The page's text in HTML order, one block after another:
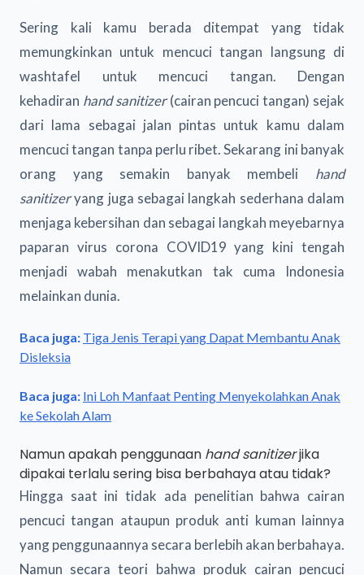
Sering kali kamu berada ditempat yang tidak
memungkinkan untuk mencuci tangan langsung di
washtafel
untuk mencuci tangan. Dengan
kehadiran hand sanitizer(cairan pencuci tangan) sejak
dari lama sebagai jalan pintas untuk kamu dalam
mencuci tangan tanpa perlu ribet. Sekarang ini banyak
orang yang semakin banyak membeli hand
sanitizeryang juga sebagai langkah sederhana dalam
menjaga kebersihan dan sebagai langkah meyebarnya
paparan virus corona COVID19 yang kini tengah
menjadi wabah menakutkan tak cuma Indonesia
melainkan dunia.
Baca juga: Tiga Jenis Terapi yang Dapat Membantu Anak
Disleksia
Baca juga: Ini Loh Manfaat Penting Menyekolahkan Anak
ke Sekolah Alam
Namun apakah penggunaan hand sanitizerjika
dipakai terlalu sering bisa berbahaya atau tidak?
Hingga saat ini tidak ada penelitian bahwa cairan
pencuci tangan ataupun produk anti kuman lainnya
yang penggunaannya secara berlebih akan berbahaya.
Namun secara teori bahwa produk cairan pencuci